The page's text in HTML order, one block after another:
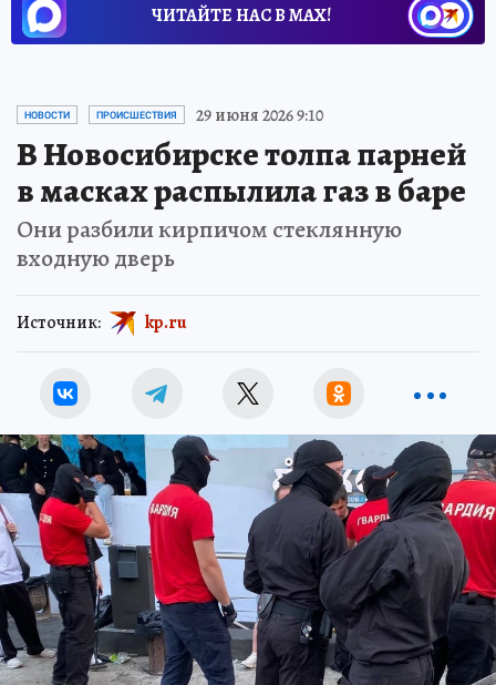
ЧИТАЙТЕ НАС В МАХ!
НОВОСТИ ПРОИСШЕСТВИЯ 29 июня 2026 9:10
В Новосибирске толпа парней
в масках распылила газ в баре
Они разбили кирпичом стеклянную
входную дверь
Источник: kp.ru